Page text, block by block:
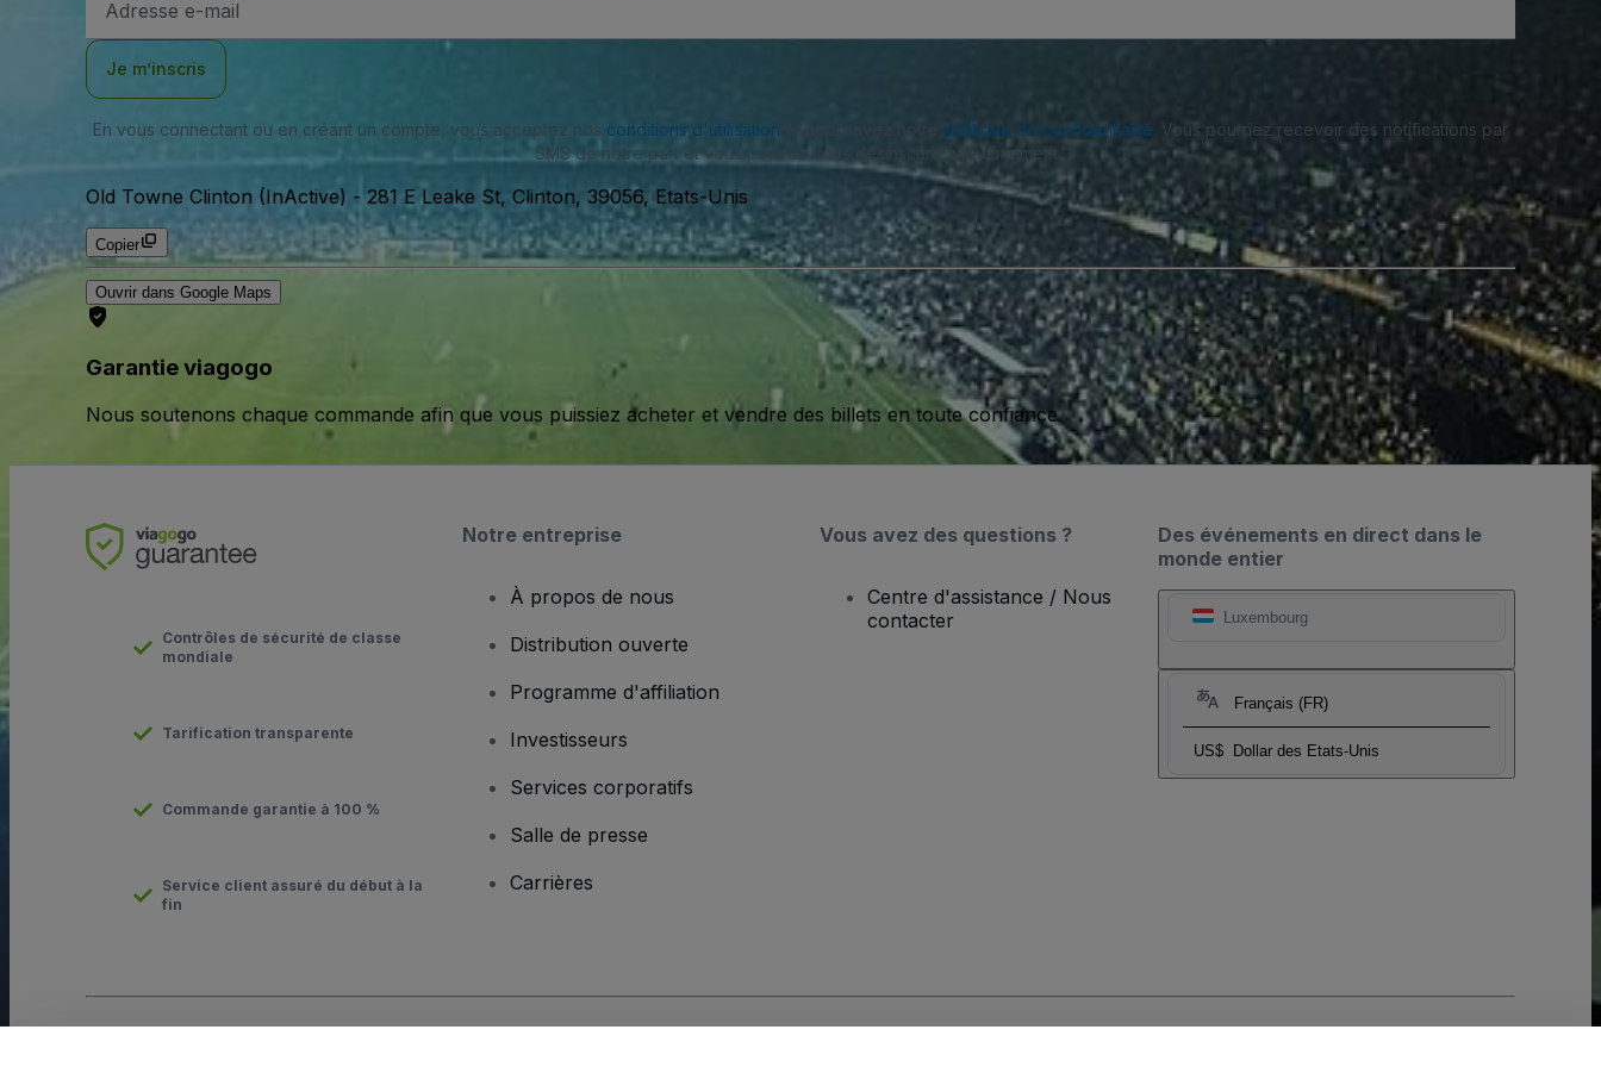
e-
Je m’inscris
En vous connectant ou en créant un compte, vous acceptez nos conditions d'utilisation politique de confidentialité . Vous pourriez recevoir des notifications par
SMS de notre part et vous pouvez vous désinscrire à tout moment.
Old Towne Clinton (InActive) -281 E Leake St, Clinton, 39056, Etats-Unis
Copier
Ouvrir dans Google Maps
Garantie viagogo
Nous soutenons chaque commande afin que vous puissiez acheter et vendre des billets en toute confiance.
Des événements en direct dans le
monde entier
Luxembourg
Français (FR)
US$ Dollar des Etats-Unis
Contrôles de sécurité de classe
mondiale
Tarification transparente
Commande garantie à 100 %
Service client assuré du début à la
fin
Notre entreprise
À propos de nous
Distribution ouverte
Programme d'affiliation
Investisseurs
Services corporatifs
Salle de presse
Carrières
Vous avez des questions ?
Centre d'assistance / Nous
contacter